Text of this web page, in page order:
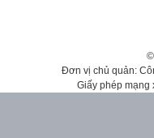
Đơn vị chủ quản:
Giấy phép mạng